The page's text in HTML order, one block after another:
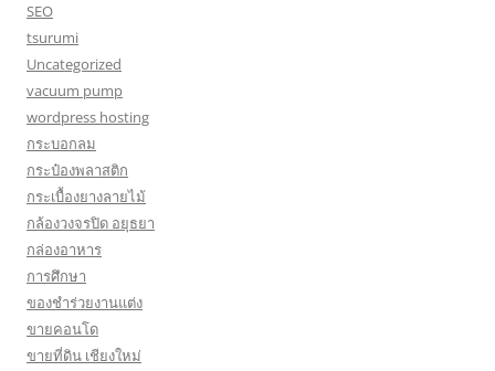
SEO
tsurumi
Uncategorized
vacuum pump
wordpress hosting
กระบอกลม
กระป๋องพลาสติก
กระเบื้องยางลายไม้
กล้องวงจรปิด อยุธยา
กล่องอาหาร
การศึกษา
ของชำร่วยงานแต่ง
ขายคอนโด
ขายที่ดิน เชียงใหม่